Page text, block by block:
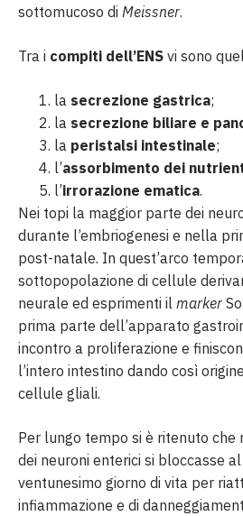
sottomucoso di Meissner.
Tra i compiti dell’ENS vi sono
la secrezione gastrica;
la secrezione biliare e
la peristalsi intestinale;
l’assorbimento dei
l’irrorazione ematica.
Nei topi la maggior parte dei
durante l’embriogenesi e nella
post-natale. In quest’arco
sottopopolazione di cellule
neurale ed esprimenti il marker
prima parte dell’apparato
incontro a proliferazione e
l’intero intestino dando così
cellule gliali.
Per lungo tempo si è ritenuto che
dei neuroni enterici si bloccasse
ventunesimo giorno di vita per
infiammazione e di